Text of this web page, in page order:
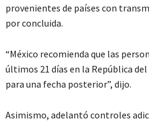
provenientes de países con
por concluida.
“México recomienda que las
últimos 21 días en la República
para una fecha posterior”, dijo.
Asimismo, adelantó controles